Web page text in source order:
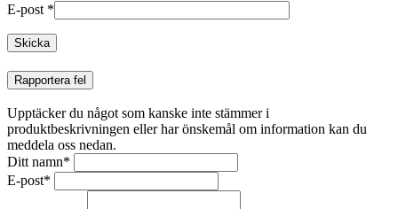
E-post *
Rapportera fel
Upptäcker du något som kanske inte stämmer i
produktbeskrivningen eller har önskemål om information kan du
meddela oss nedan.
Ditt namn*
E-post*